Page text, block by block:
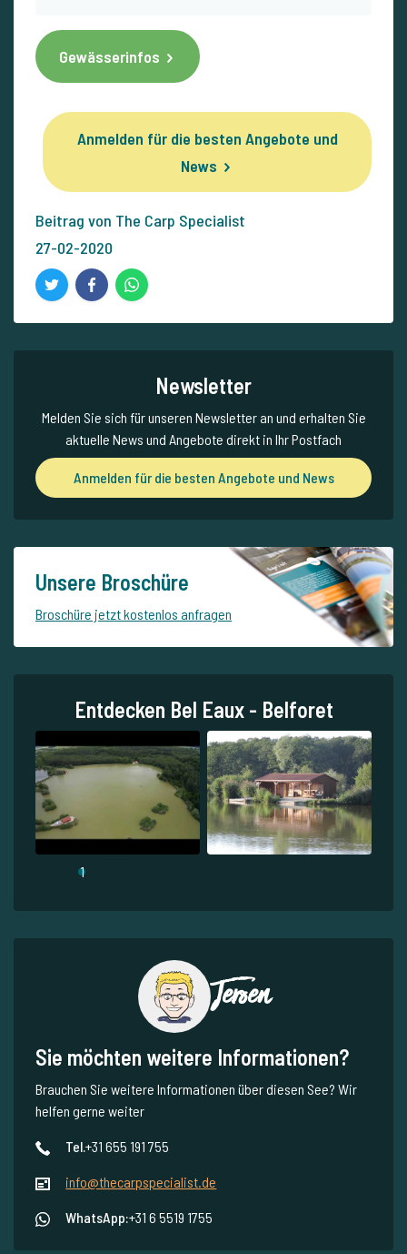
Gewässerinfos
Anmelden für die besten Angebote und
News
Beitrag von The Carp Specialist
27-02-2020
Newsletter
Melden Sie sich für unseren Newsletter an und erhalten Sie
aktuelle News und Angebote direkt in Ihr Postfach
Anmelden für die besten Angebote und News
Unsere Broschüre
Broschüre jetzt kostenlos anfragen
Entdecken Bel Eaux - Belforet
1
Jeroen
Sie möchten weitere Informationen?
Brauchen Sie weitere Informationen über diesen See? Wir
helfen gerne weiter
Tel.+31 655 191 755
info@thecarpspecialist.de
WhatsApp:+31 6 5519 1755